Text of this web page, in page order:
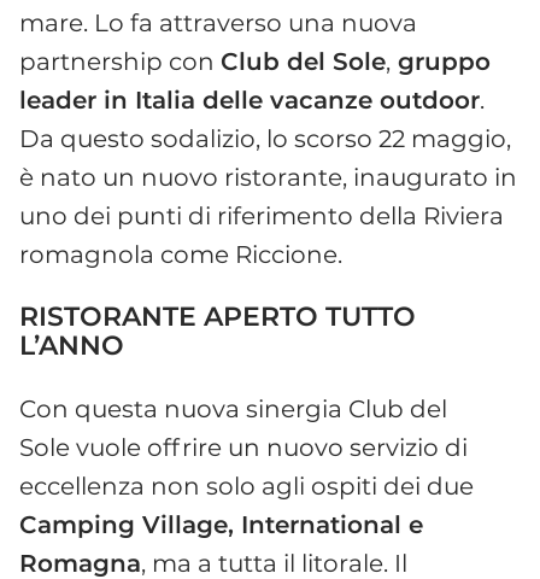
mare. Lo fa attraverso una nuova
partnership con Club del Sole, gruppo
leader in Italia delle vacanze outdoor.
Da questo sodalizio, lo scorso 22 maggio,
è nato un nuovo ristorante, inaugurato in
uno dei punti di riferimento della Riviera
romagnola come Riccione.
RISTORANTE APERTO TUTTO
L’ANNO
Con questa nuova sinergia Club del
Sole vuole offrire un nuovo servizio di
eccellenza non solo agli ospiti dei due
Camping Village, International e
Romagna, ma a tutta il litorale. Il